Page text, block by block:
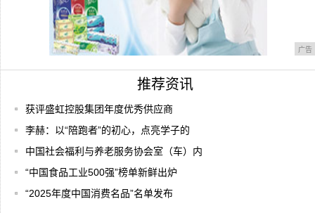
广告
推荐资讯
获评盛虹控股集团年度优秀供应商
李赫：以“陪跑者”的初心，点亮学子的
中国社会福利与养老服务协会室（车）内
“中国食品工业500强”榜单新鲜出炉
“2025年度中国消费名品”名单发布